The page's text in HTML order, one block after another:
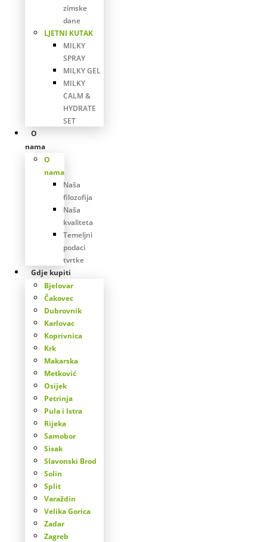
zimske
dane
LJETNI KUTAK
MILKY
SPRAY
MILKY GEL
MILKY
CALM &
HYDRATE
SET
O
nama
O
nama
Naša
filozofija
Naša
kvaliteta
Temeljni
podaci
tvrtke
Gdje kupiti
Bjelovar
Čakovec
Dubrovnik
Karlovac
Koprivnica
Krk
Makarska
Metković
Osijek
Petrinja
Pula i Istra
Rijeka
Samobor
Sisak
Slavonski Brod
Solin
Split
Varaždin
Velika Gorica
Zadar
Zagreb